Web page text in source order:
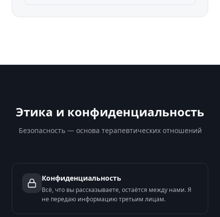
Этика и конфиденциальность
Безопасность — основа терапевтических отношений
Конфиденциальность
Всё, что вы рассказываете, остаётся между нами. Я
не передаю информацию третьим лицам.